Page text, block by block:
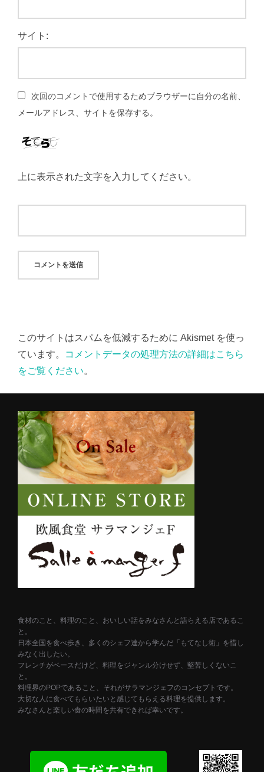
サイト:
次回のコメントで使用するためブラウザーに自分の名前、
メールアドレス、サイトを保存する。
上に表示された文字を入力してください。
このサイトはスパムを低減するために Akismet を使っ
ています。
コメントデータの処理方法の詳細はこちら
をご覧ください。
食材のこと、料理のこと、おいしい話をみなさんと語らえる店であるこ
と。
日本全国を食べ歩き、多くのシェフ達から学んだ「もてなし術」を惜し
みなく出したい。
フレンチがベースだけど、料理をジャンル分けせず、堅苦しくないこ
と。
料理界のPOPであること、それがサラマンジェフのコンセプトです。
大切な人に食べてもらいたいと感じてもらえる料理を提供します。
みなさんと楽しい食の時間を共有できれば幸いです。